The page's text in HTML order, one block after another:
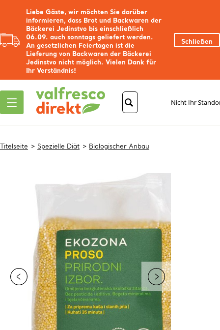
Liebe Gäste, wir möchten Sie darüber
informieren, dass Brot und Backwaren der
Bäckerei Jedinstvo bis einschließlich
06.09. auch sonntags geliefert werden.
An gesetzlichen Feiertagen ist die
Lieferung von Backwaren der Bäckerei
Jedinstvo nicht möglich. Vielen Dank für
Ihr Verständnis!
Schließen
Nicht Ihr
Titelseite Spezielle Diät Biologischer Anbau